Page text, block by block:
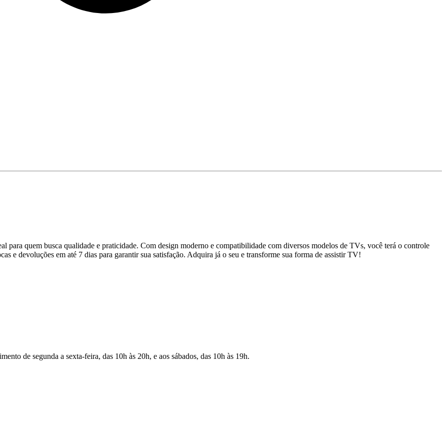
quem busca qualidade e praticidade. Com design moderno e compatibilidade com diversos modelos de TVs, você terá o controle
e devoluções em até 7 dias para garantir sua satisfação. Adquira já o seu e transforme sua forma de assistir TV!
de segunda a sexta-feira, das 10h às 20h, e aos sábados, das 10h às 19h.